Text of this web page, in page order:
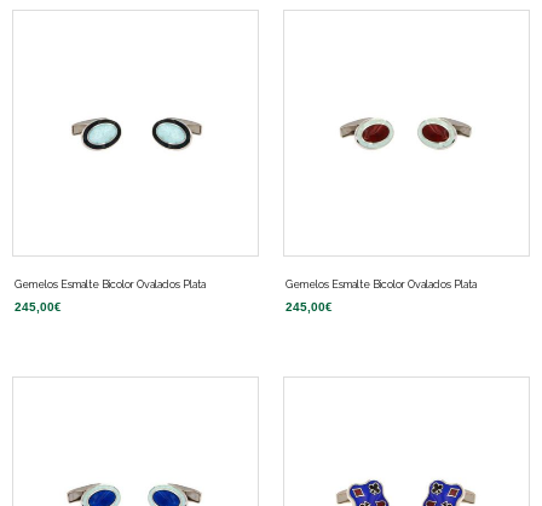
Gemelos Esmalte Bicolor Ovalados Plata
245,00€
Gemelos Esmalte Bicolor Ovalados Plata
245,00€